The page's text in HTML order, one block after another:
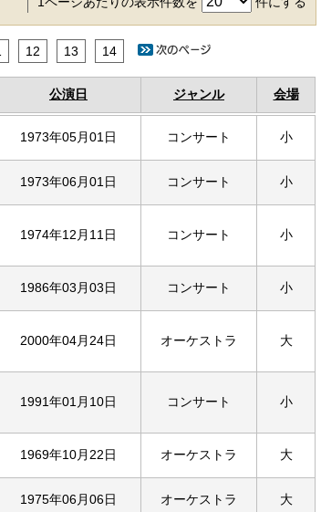
12 13 14
公演日 ジャンル 会場
1973年05月01日 コンサート 小
1973年06月01日 コンサート 小
1974年12月11日 コンサート 小
1986年03月03日 コンサート 小
2000年04月24日 オーケストラ 大
1991年01月10日 コンサート 小
1969年10月22日 オーケストラ 大
1975年06月06日 オーケストラ 大